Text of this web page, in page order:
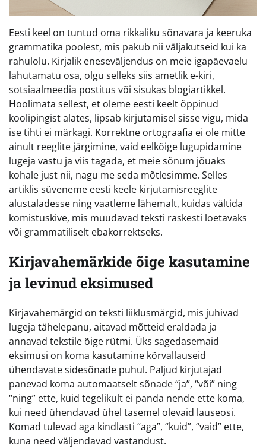
Eesti keel on tuntud oma rikkaliku sõnavara ja keeruka
grammatika poolest, mis pakub nii väljakutseid kui ka
rahulolu. Kirjalik eneseväljendus on meie igapäevaelu
lahutamatu osa, olgu selleks siis ametlik e-kiri,
sotsiaalmeedia postitus või sisukas blogiartikkel.
Hoolimata sellest, et oleme eesti keelt õppinud
koolipingist alates, lipsab kirjutamisel sisse vigu, mida
ise tihti ei märkagi. Korrektne ortograafia ei ole mitte
ainult reeglite järgimine, vaid eelkõige lugupidamine
lugeja vastu ja viis tagada, et meie sõnum jõuaks
kohale just nii, nagu me seda mõtlesimme. Selles
artiklis süveneme eesti keele kirjutamisreeglite
alustaladesse ning vaatleme lähemalt, kuidas vältida
komistuskive, mis muudavad teksti raskesti loetavaks
või grammatiliselt ebakorrektseks.
Kirjavahemärkide õige kasutamine
ja levinud eksimused
Kirjavahemärgid on teksti liiklusmärgid, mis juhivad
lugeja tähelepanu, aitavad mõtteid eraldada ja
annavad tekstile õige rütmi. Üks sagedasemaid
eksimusi on koma kasutamine kõrvallauseid
ühendavate sidesõnade puhul. Paljud kirjutajad
panevad koma automaatselt sõnade “ja”, “või” ning
“ning” ette, kuid tegelikult ei panda nende ette koma,
kui need ühendavad ühel tasemel olevaid lauseosi.
Komad tulevad aga kindlasti “aga”, “kuid”, “vaid” ette,
kuna need väljendavad vastandust.